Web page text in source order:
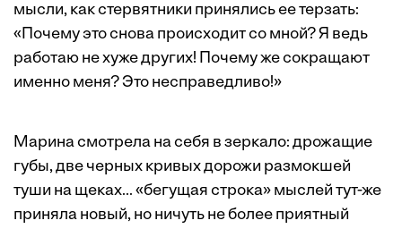
мысли, как стервятники принялись ее терзать:
«Почему это снова происходит со мной? Я ведь
работаю не хуже других! Почему же сокращают
именно меня? Это несправедливо!»
Марина смотрела на себя в зеркало: дрожащие
губы, две черных кривых дорожи размокшей
туши на щеках... «бегущая строка» мыслей тут-же
приняла новый, но ничуть не более приятный